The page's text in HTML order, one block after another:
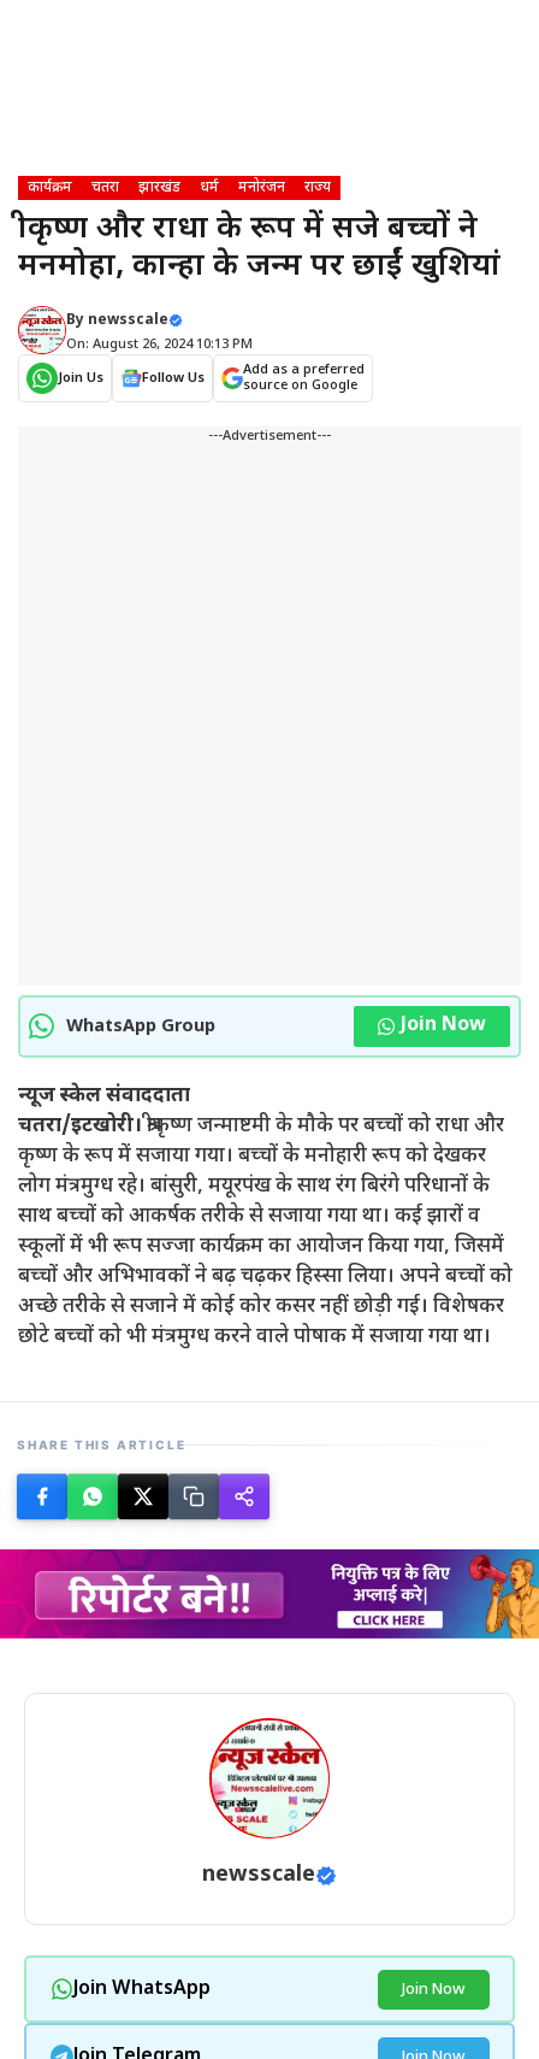
कार्यक्रम चतरा झारखंड धर्म मनोरंजन राज्य
श्रीकृष्ण और राधा के रूप में सजे बच्चों ने
मनमोहा, कान्हा के जन्म पर छाईं खुशियां
By newsscale
On: August 26, 2024 10:13 PM
Join Us
Follow Us
Add as a preferred
source on Google
---Advertisement---
WhatsApp Group Join Now
न्यूज स्केल संवाददाता
चतरा/इटखोरी।श्रीकृष्ण जन्माष्टमी के मौके पर बच्चों को राधा और
कृष्ण के रूप में सजाया गया। बच्चों के मनोहारी रूप को देखकर
लोग मंत्रमुग्ध रहे। बांसुरी, मयूरपंख के साथ रंग बिरंगे परिधानों के
साथ बच्चों को आकर्षक तरीके से सजाया गया था। कई झारों व
स्कूलों में भी रूप सज्जा कार्यक्रम का आयोजन किया गया, जिसमें
बच्चों और अभिभावकों ने बढ़ चढ़कर हिस्सा लिया। अपने बच्चों को
अच्छे तरीके से सजाने में कोई कोर कसर नहीं छोड़ी गई। विशेषकर
छोटे बच्चों को भी मंत्रमुग्ध करने वाले पोषाक में सजाया गया था।
SHARE THIS ARTICLE
newsscale
Join WhatsApp Join Now